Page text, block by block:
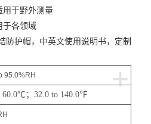
用于野外测量
于各领域
防护帽，中英文使用说明书，定制
+
95.0%RH
60.0℃；32.0 to 140.0℉